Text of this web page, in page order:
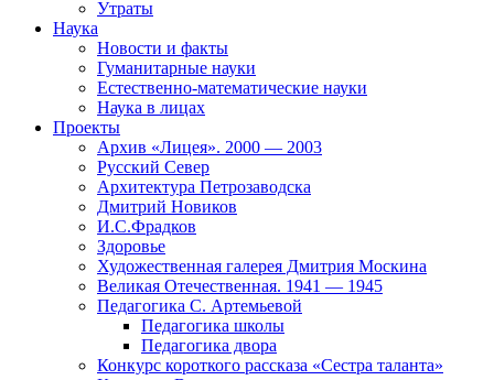
Утраты
Наука
Новости и факты
Гуманитарные науки
Естественно-математические науки
Наука в лицах
Проекты
Архив «Лицея». 2000 — 2003
Русский Север
Архитектура Петрозаводска
Дмитрий Новиков
И.С.Фрадков
Здоровье
Художественная галерея Дмитрия Москина
Великая Отечественная. 1941 — 1945
Педагогика С. Артемьевой
Педагогика школы
Педагогика двора
Конкурс короткого рассказа «Сестра таланта»